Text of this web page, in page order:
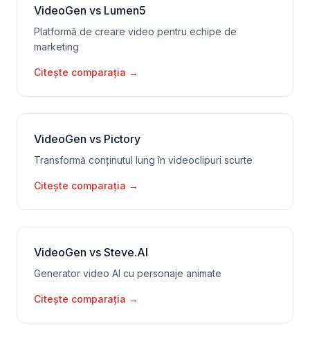
VideoGen vs Lumen5
Platformă de creare video pentru echipe de
marketing
Citește comparația →
VideoGen vs Pictory
Transformă conținutul lung în videoclipuri scurte
Citește comparația →
VideoGen vs Steve.AI
Generator video AI cu personaje animate
Citește comparația →